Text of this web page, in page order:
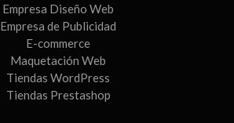
Empresa Diseño Web
Empresa de Publicidad
E-commerce
Maquetación Web
Tiendas WordPress
Tiendas Prestashop